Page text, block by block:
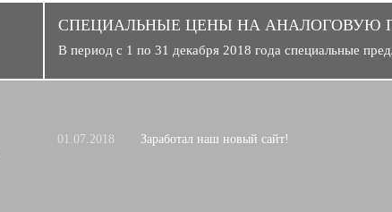
CПЕЦИАЛЬНЫЕ ЦЕНЫ НА АНАЛОГОВУЮ
В период с 1 по 31 декабря 2018 года специальные
01.07.2018 Заработал наш новый сайт!